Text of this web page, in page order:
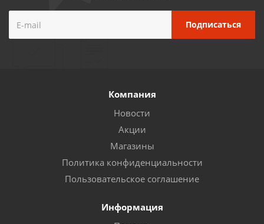
Компания
Новости
Акции
Магазины
Политика конфиденциальности
Пользовательское соглашение
Информация